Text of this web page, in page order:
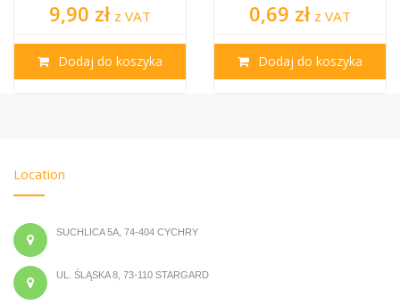
9,90 zł z VAT
Dodaj do koszyka
0,69 zł z VAT
Dodaj do koszyka
Location
SUCHLICA 5A, 74-404 CYCHRY
UL. ŚLĄSKA 8, 73-110 STARGARD